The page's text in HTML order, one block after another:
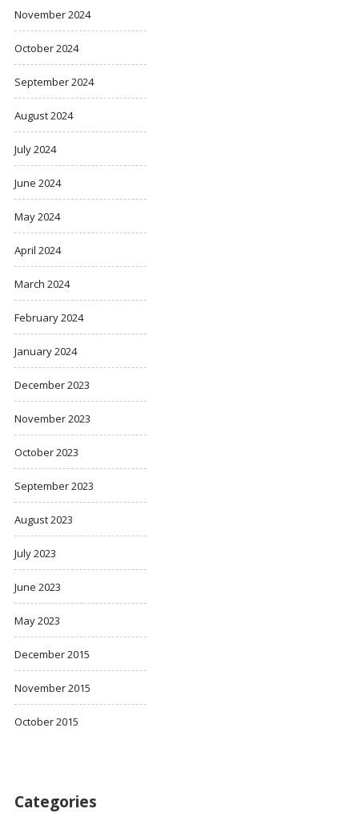
November 2024
October 2024
September 2024
August 2024
July 2024
June 2024
May 2024
April 2024
March 2024
February 2024
January 2024
December 2023
November 2023
October 2023
September 2023
August 2023
July 2023
June 2023
May 2023
December 2015
November 2015
October 2015
Categories